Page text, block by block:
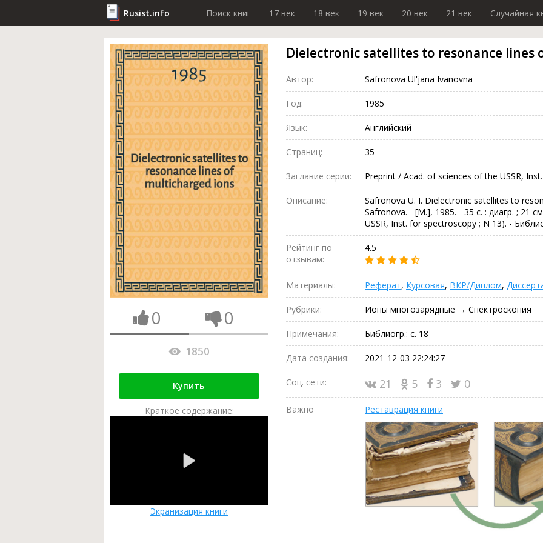
Rusist.info Поиск книг 17 век 18 век 19 век 20 век 21 век Случайная
0 0
1850
Купить
Краткое содержание:
Экранизация книги
Dielectronic satellites to resonance
Автор: Safronova Ul'jana Ivanovna
Год: 1985
Язык: Английский
Страниц: 35
Заглавие серии: Preprint / Acad. of sciences of the USSR,
Описание:
Safronova U. I. Dielectronic satellites to
Safronova. - [M.], 1985. - 35 с. : диагр. ; 21
USSR, Inst. for spectroscopy ; N 13). -
Рейтинг по
отзывам:
4.5
Материалы: Реферат, Курсовая, ВКР/Диплом,
Рубрики: Ионы многозарядные → Спектроскопия
Примечания: Библиогр.: с. 18
Дата создания: 2021-12-03 22:24:27
Соц. сети: 21 5 3 0
Важно Реставрация книги